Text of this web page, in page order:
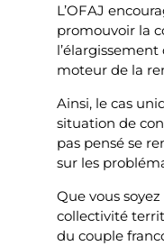
L’OFAJ
promouvoir la
moteur de la
Ainsi, le cas
situation de
pas pensé se
sur les
Que vous
collectivité
du couple